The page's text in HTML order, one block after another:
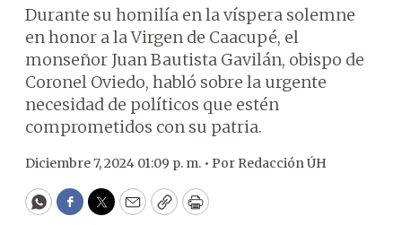
Durante su homilía en la víspera solemne
en honor a la Virgen de Caacupé, el
monseñor Juan Bautista Gavilán, obispo de
Coronel Oviedo, habló sobre la urgente
necesidad de políticos que estén
comprometidos con su patria.
Diciembre 7, 2024 01:09 p. m. • Por Redacción ÚH
WhatsApp
Facebook
Twitter
EmailCopyPrint